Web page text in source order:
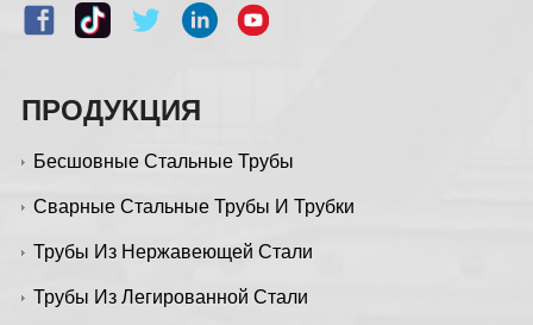
ПРОДУКЦИЯ
Бесшовные Стальные Трубы
Сварные Стальные Трубы И Трубки
Трубы Из Нержавеющей Стали
Трубы Из Легированной Стали